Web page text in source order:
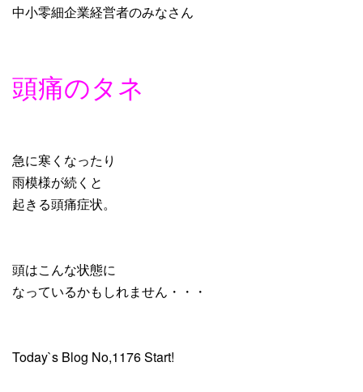
中小零細企業経営者のみなさん
頭痛のタネ
急に寒くなったり
雨模様が続くと
起きる頭痛症状。
頭はこんな状態に
なっているかもしれません・・・
Today`s Blog No,1176 Start!